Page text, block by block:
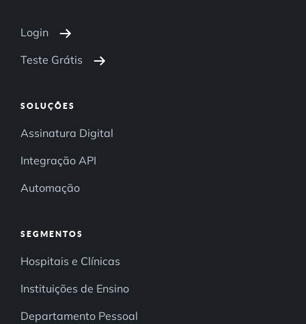
Login
Teste Grátis
SOLUÇÕES
Assinatura Digital
Integração API
Automação
SEGMENTOS
Hospitais e Clínicas
Instituições de Ensino
Departamento Pessoal